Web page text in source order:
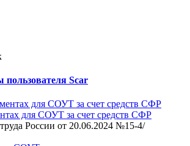
пользователя Scar
для СОУТ за счет средств СФР
России от 20.06.2024 №15-4/